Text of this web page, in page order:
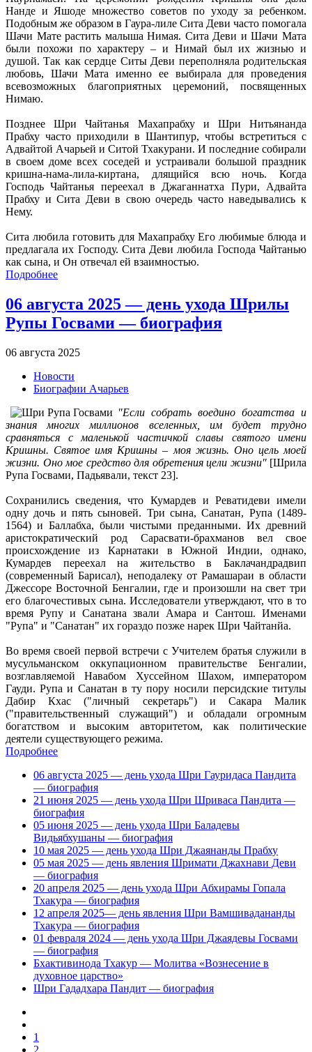
Нанде и Яшоде множество советов по уходу за ребенком.
Подобным же образом в Гаура-лиле Сита Деви часто помогала
Шачи Мате растить малыша Нимая. Сита Деви и Шачи Мата
были похожи по характеру – и Нимай был их жизнью и
душой. Так как сердце Ситы Деви переполняла родительская
любовь, Шачи Мата именно ее выбирала для проведения
всевозможных благоприятных церемоний, посвященных
Нимаю.
Позднее Шри Чайтанья Махапрабху и Шри Нитьянанда
Прабху часто приходили в Шантипур, чтобы встретиться с
Адвайтой Ачарьей и Ситой Тхакурани. И последние собирали
в своем доме всех соседей и устраивали большой праздник
кришна-нама-лила-киртана, длящийся всю ночь. Когда
Господь Чайтанья переехал в Джаганнатха Пури, Адвайта
Прабху и Сита Деви в свою очередь часто наведывались к
Нему.
Сита любила готовить для Махапрабху Его любимые блюда и
предлагала их Господу. Сита Деви любила Господа Чайтанью
как сына, и Он отвечал ей взаимностью.
Подробнее
06 августа 2025 — день ухода Шрилы
Рупы Госвами — биография
06 августа 2025
Новости
Биографии Ачарьев
"Если собрать воедино богатства и
знания многих миллионов вселенных, им будет трудно
сравняться с маленькой частичкой славы святого имени
Кришны. Святое имя Кришны – моя жизнь. Оно цель моей
жизни. Оно мое средство для обретения цели жизни"[Шрила
Рупа Госвами, Падьявали, текст 23].
Сохранились сведения, что Кумардев и Реватидеви имели
одну дочь и пять сыновей. Три сына, Санатан, Рупа (1489-
1564) и Баллабха, были чистыми преданными. Их древний
аристократический род Сарасвати-брахманов вел свое
происхождение из Карнатаки в Южной Индии, однако,
Кумардев переехал на жительство в Баклачандрадвип
(современный Барисал), неподалеку от Рамашараи в области
Джессоре Восточной Бенгалии, где и произошли на свет три
его благочестивых сына. Исследователи утверждают, что в то
время Рупу и Санатана звали Амара и Сантош. Именами
"Рупа" и "Санатан" их гораздо позже нарек Шри Чайтанйа.
Во время своей первой встречи с Учителем братья служили в
мусульманском оккупационном правительстве Бенгалии,
возглавляемой Навабом Хуссейном Шахом, императором
Гауди. Рупа и Санатан в ту пору носили персидские титулы
Дабир Кхас ("личный секретарь") и Сакара Малик
("правительственный служащий") и обладали огромным
богатством и высоким авторитетом, как политические
деятели существующего режима.
Подробнее
06 августа 2025 — день ухода Шри Гауридаса Пандита
— биография
21 июня 2025 — день ухода Шри Шриваса Пандита —
биография
05 июня 2025 — день ухода Шри Баладевы
Видьябхушаны — биография
10 мая 2025 — день ухода Шри Джаянанды Прабху
05 мая 2025 — день явления Шримати Джахнави Деви
— биография
20 апреля 2025 — день ухода Шри Абхирамы Гопала
Тхакура — биография
12 апреля 2025— день явления Шри Вамшивадананды
Тхакура — биография
01 февраля 2024 — день ухода Шри Джаядевы Госвами
— биография
Бхактивинода Тхакур — Молитва «Вознесение в
духовное царство»
Шри Гададхара Пандит — биография
1
2